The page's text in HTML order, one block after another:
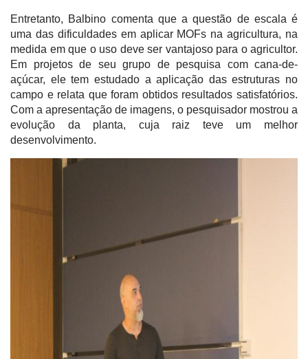
Entretanto, Balbino comenta que a questão de escala é
uma das dificuldades em aplicar MOFs na agricultura, na
medida em que o uso deve ser vantajoso para o agricultor.
Em projetos de seu grupo de pesquisa com cana-de-
açúcar, ele tem estudado a aplicação das estruturas no
campo e relata que foram obtidos resultados satisfatórios.
Com a apresentação de imagens, o pesquisador mostrou a
evolução da planta, cuja raiz teve um melhor
desenvolvimento.